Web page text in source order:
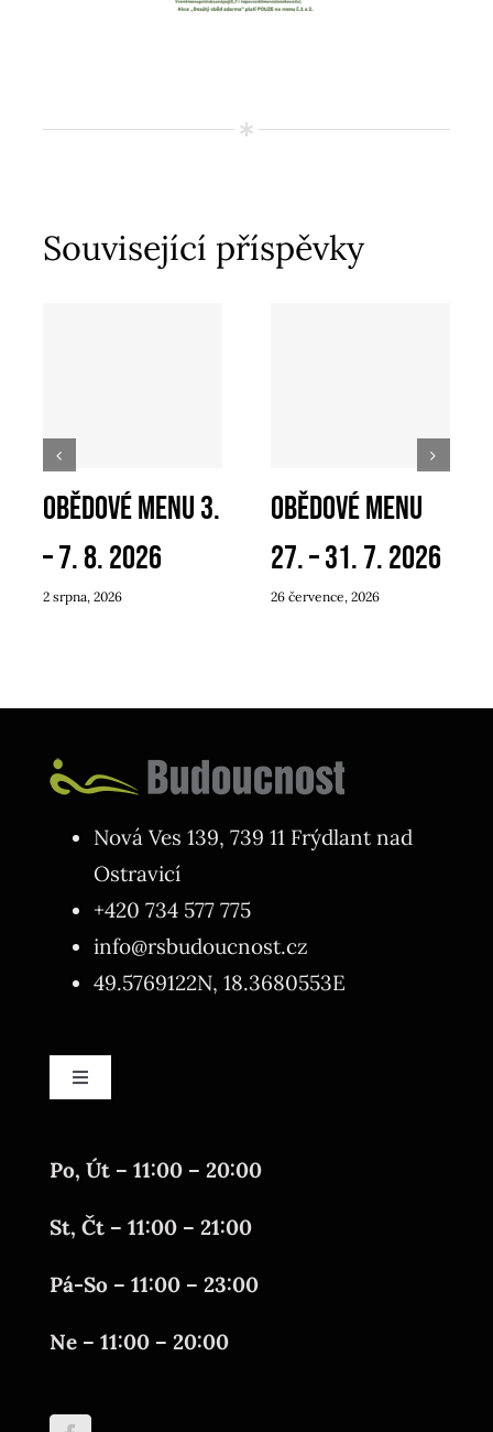
Související příspěvky
Obědové menu 3.
– 7. 8. 2026
2 srpna, 2026
Obědové menu
27. – 31. 7. 2026
26 července, 2026
Nová Ves 139, 739 11 Frýdlant nad
Ostravicí
+420 734 577 775
info@rsbudoucnost.cz
49.5769122N, 18.3680553E
Toggle
Kontakt
Po, Út – 11:00 – 20:00
St, Čt – 11:00 – 21:00
Pá-So – 11:00 – 23:00
Ne – 11:00 – 20:00